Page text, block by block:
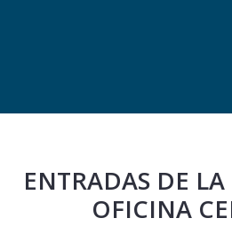
ENTRADAS DE
OFICINA